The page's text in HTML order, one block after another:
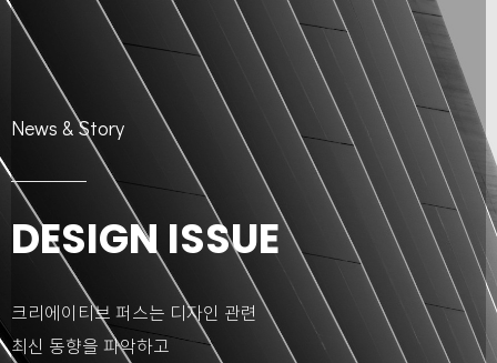
News & Story
DESIGN ISSUE
크리에이티브 퍼스는 디자인 관련
최신 동향을 파악하고